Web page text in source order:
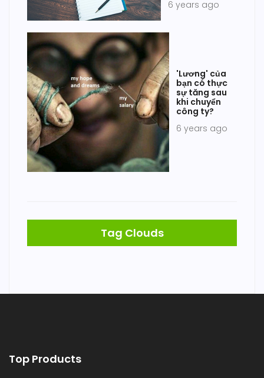
6 years ago
'Lương' của
bạn có thực
sự tăng sau
khi chuyển
công ty?
6 years ago
Tag Clouds
Top Products